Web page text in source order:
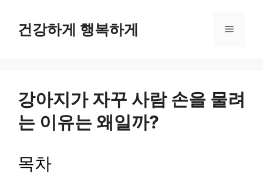
건강하게 행복하게 메
강아지가 자꾸 사람 손을 물려
는 이유는 왜일까?
목차